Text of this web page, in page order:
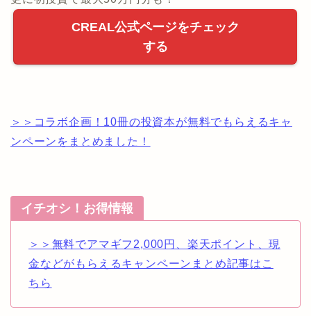
CREAL公式ページをチェック
する
＞＞コラボ企画！10冊の投資本が無料でもらえるキャ
ンペーンをまとめました！
イチオシ！お得情報
＞＞無料でアマギフ2,000円、楽天ポイント、現
金などがもらえるキャンペーンまとめ記事はこ
ちら